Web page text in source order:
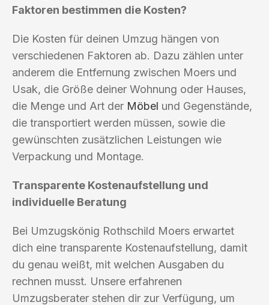
Faktoren bestimmen die Kosten?
Die Kosten für deinen Umzug hängen von
verschiedenen Faktoren ab. Dazu zählen unter
anderem die Entfernung zwischen Moers und
Usak, die Größe deiner Wohnung oder Hauses,
die Menge und Art der Möbel und Gegenstände,
die transportiert werden müssen, sowie die
gewünschten zusätzlichen Leistungen wie
Verpackung und Montage.
Transparente Kostenaufstellung und
individuelle Beratung
Bei Umzugskönig Rothschild Moers erwartet
dich eine transparente Kostenaufstellung, damit
du genau weißt, mit welchen Ausgaben du
rechnen musst. Unsere erfahrenen
Umzugsberater stehen dir zur Verfügung, um